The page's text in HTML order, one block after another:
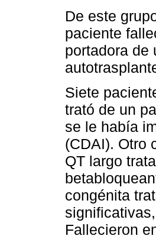
De este
paciente
portadora de
Siete
trató de un
se le había
(CDAI). Otro
QT largo
congénita
Fallecieron